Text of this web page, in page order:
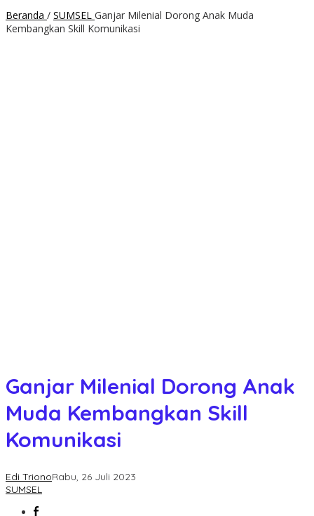
Beranda / SUMSEL Ganjar Milenial Dorong Anak Muda
Kembangkan Skill Komunikasi
Ganjar Milenial Dorong Anak
Muda Kembangkan Skill
Komunikasi
Edi TrionoRabu, 26 Juli 2023
SUMSEL